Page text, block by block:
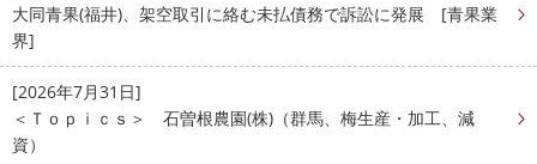
大同青果(福井)、架空取引に絡む未払債務で訴訟に発展 [青果業
界]
[2026年7月31日]
＜Ｔｏｐｉｃｓ＞ 石曽根農園(株)（群馬、梅生産・加工、減
資）